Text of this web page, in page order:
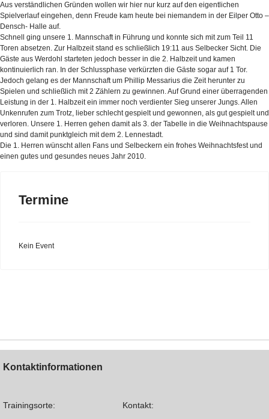
Aus verständlichen Gründen wollen wir hier nur kurz auf den eigentlichen
Spielverlauf eingehen, denn Freude kam heute bei niemandem in der Eilper Otto –
Densch- Halle auf.
Schnell ging unsere 1. Mannschaft in Führung und konnte sich mit zum Teil 11
Toren absetzen. Zur Halbzeit stand es schließlich 19:11 aus Selbecker Sicht. Die
Gäste aus Werdohl starteten jedoch besser in die 2. Halbzeit und kamen
kontinuierlich ran. In der Schlussphase verkürzten die Gäste sogar auf 1 Tor.
Jedoch gelang es der Mannschaft um Phillip Messarius die Zeit herunter zu
Spielen und schließlich mit 2 Zählern zu gewinnen. Auf Grund einer überragenden
Leistung in der 1. Halbzeit ein immer noch verdienter Sieg unserer Jungs. Allen
Unkenrufen zum Trotz, lieber schlecht gespielt und gewonnen, als gut gespielt und
verloren. Unsere 1. Herren gehen damit als 3. der Tabelle in die Weihnachtspause
und sind damit punktgleich mit dem 2. Lennestadt.
Die 1. Herren wünscht allen Fans und Selbeckern ein frohes Weihnachtsfest und
einen gutes und gesundes neues Jahr 2010.
Termine
Kein Event
Kontaktinformationen
Trainingsorte: Kontakt: